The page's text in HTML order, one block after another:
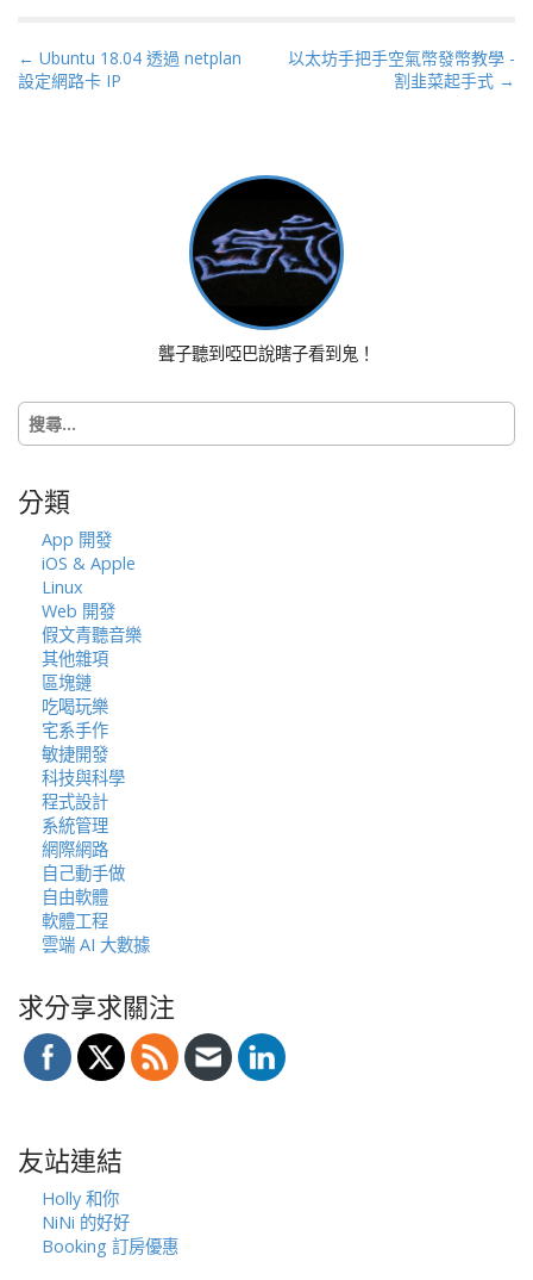
P
o
o
n
← Ubuntu 18.04 透過 netplan
設定網路卡 IP
以太坊手把手空氣幣發幣教學 -
割韭菜起手式 →
聾子聽到啞巴說瞎子看到鬼！
搜
尋
字:
分類
App 開發
iOS & Apple
Linux
Web 開發
假文青聽音樂
其他雜項
區塊鏈
吃喝玩樂
宅系手作
敏捷開發
科技與科學
程式設計
系統管理
網際網路
自己動手做
自由軟體
軟體工程
雲端 AI 大數據
求分享求關注
友站連結
Holly 和你
NiNi 的好好
Booking 訂房優惠